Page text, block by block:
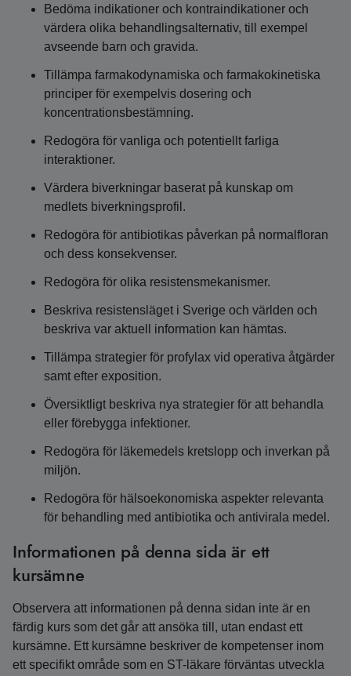
Bedöma indikationer och kontraindikationer och
värdera olika behandlingsalternativ, till exempel
avseende barn och gravida.
Tillämpa farmakodynamiska och farmakokinetiska
principer för exempelvis dosering och
koncentrationsbestämning.
Redogöra för vanliga och potentiellt farliga
interaktioner.
Värdera biverkningar baserat på kunskap om
medlets biverkningsprofil.
Redogöra för antibiotikas påverkan på normalfloran
och dess konsekvenser.
Redogöra för olika resistensmekanismer.
Beskriva resistensläget i Sverige och världen och
beskriva var aktuell information kan hämtas.
Tillämpa strategier för profylax vid operativa åtgärder
samt efter exposition.
Översiktligt beskriva nya strategier för att behandla
eller förebygga infektioner.
Redogöra för läkemedels kretslopp och inverkan på
miljön.
Redogöra för hälsoekonomiska aspekter relevanta
för behandling med antibiotika och antivirala medel.
Informationen på denna sida är ett
kursämne
Observera att informationen på denna sidan inte är en
färdig kurs som det går att ansöka till, utan endast ett
kursämne. Ett kursämne beskriver de kompetenser inom
ett specifikt område som en ST-läkare förväntas utveckla